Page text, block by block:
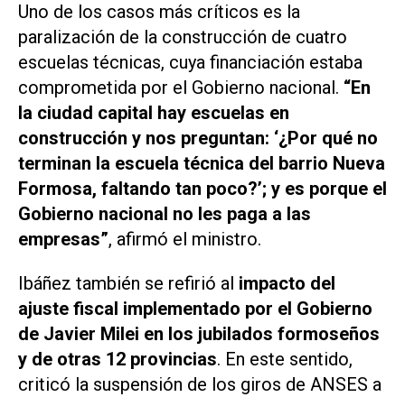
Uno de los casos más críticos es la
paralización de la construcción de cuatro
escuelas técnicas, cuya financiación estaba
comprometida por el Gobierno nacional. “En
la ciudad capital hay escuelas en
construcción y nos preguntan: ‘¿Por qué no
terminan la escuela técnica del barrio Nueva
Formosa, faltando tan poco?’; y es porque el
Gobierno nacional no les paga a las
empresas”, afirmó el ministro.
Ibáñez también se refirió al impacto del
ajuste fiscal implementado por el Gobierno
de Javier Milei en los jubilados formoseños
y de otras 12 provincias. En este sentido,
criticó la suspensión de los giros de ANSES a